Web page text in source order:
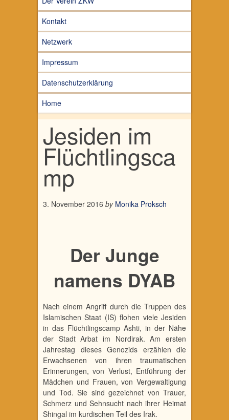
Kontakt
Netzwerk
Impressum
Datenschutzerklärung
Home
Jesiden im
Flüchtlingsca
mp
3. November 2016 by Monika Proksch
Der Junge
namens DYAB
Nach einem Angriff durch die Truppen des
Islamischen Staat (IS) flohen viele Jesiden
in das Flüchtlingscamp Ashti, in der Nähe
der Stadt Arbat im Nordirak. Am ersten
Jahres­tag dieses Genozids erzählen die
Erwachsenen von ihren traumatischen
Erinnerungen, von Verlust, Entführung der
Mädchen und Frauen, von Vergewaltigung
und Tod. Sie sind gezeichnet von Trauer,
Schmerz und Sehnsucht nach ihrer Heimat
Shingal im kur­dischen Teil des Irak.